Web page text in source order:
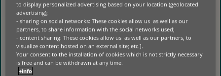
FINANSOWE DOSTOSOWANE DO PRODUCENTA,
JEGO SIECI DILERSKIEJ I KLIENTA KOŃCOWEGO.
PARTNERSTWO POMIĘDZY FIRMĄ
FINANSUJĄCĄ, PRODUCENTEM I DEALEREM
SKUTECZNIE ZAPEWNIA KLIENTOWI
KOŃCOWEMU DOSTĘP DO NAJLEPIEJ
to display personalized advertising based on your location (geolocated
advertising);
- sharing on social networks: These cookies allow us as well as our
partners, to share information with the social networks used;
- content sharing: These cookies allow us as well as our partners, to
visualize content hosted on an external site; etc.].
Your consent to the installation of cookies which is not strictly necessary
is free and can be withdrawn at any time.
+info